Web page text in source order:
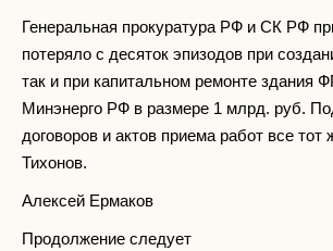
Генеральная прокуратура РФ и СК РФ
потеряло с десяток эпизодов при
так и при капитальном ремонте здания
Минэнерго РФ в размере 1 млрд. руб.
договоров и актов приема работ все тот
Тихонов.
Алексей Ермаков
Продолжение следует